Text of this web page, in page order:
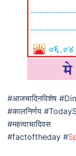
#आजचादिनविशेष
#कालनिर्णय
#महत्वाचादिवस
#factoftheday #